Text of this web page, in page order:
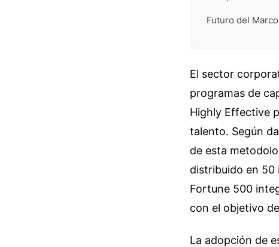
Futuro del
El sector
programas de
Highly Effective
talento. Según
de esta
distribuido en 50
Fortune 500
con el objetivo
La adopción de